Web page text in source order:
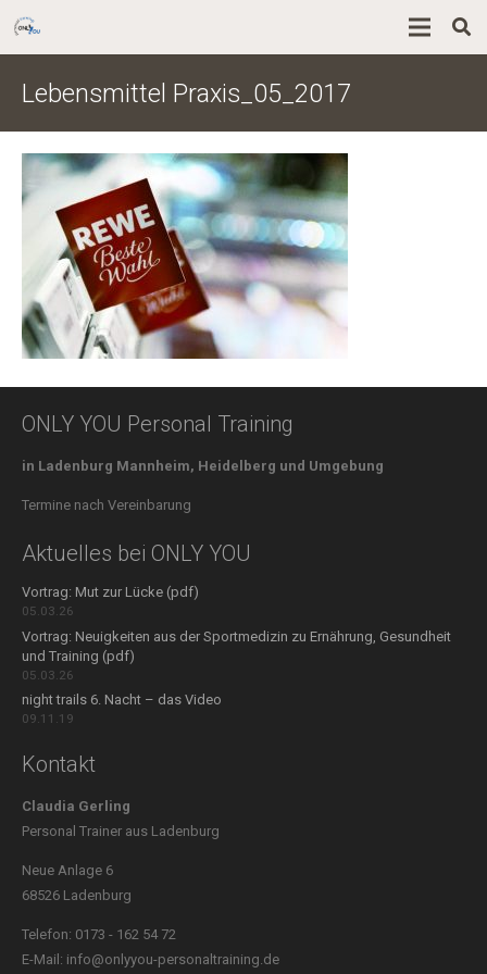
Lebensmittel Praxis_05_2017
ONLY YOU Personal Training
in Ladenburg Mannheim, Heidelberg und Umgebung
Termine nach Vereinbarung
Aktuelles bei ONLY YOU
Vortrag: Mut zur Lücke (pdf)
05.03.26
Vortrag: Neuigkeiten aus der Sportmedizin zu Ernährung, Gesundheit
und Training (pdf)
05.03.26
night trails 6. Nacht – das Video
09.11.19
Kontakt
Claudia Gerling
Personal Trainer aus Ladenburg
Neue Anlage 6
68526 Ladenburg
Telefon: 0173 - 162 54 72
E-Mail: info@onlyyou-personaltraining.de